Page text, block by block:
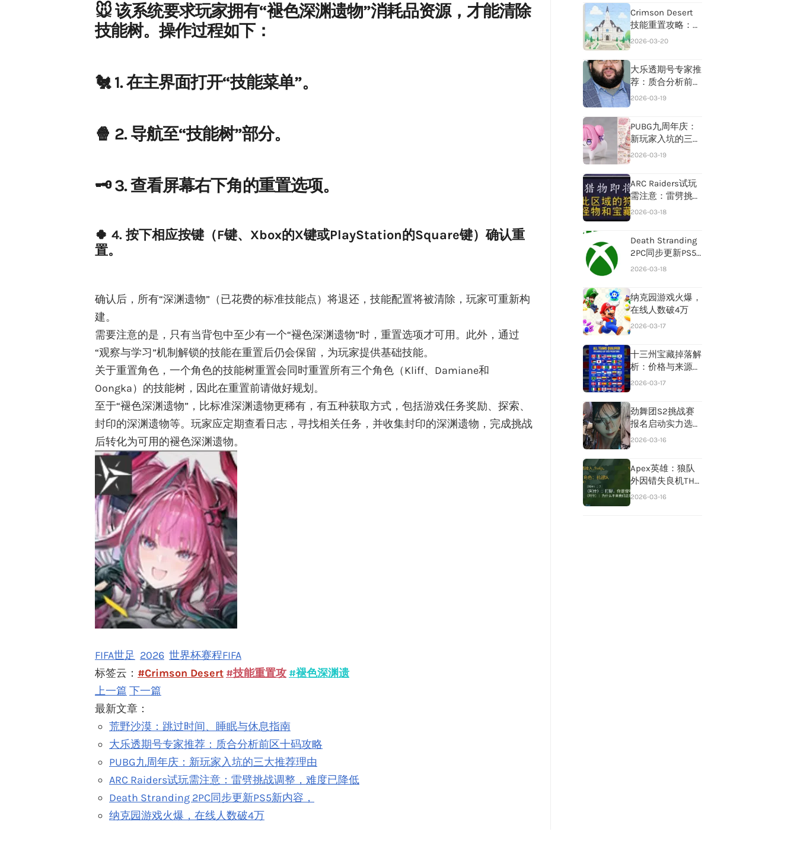
🐭 该系统要求玩家拥有“褪色深渊遗物”消耗品资源，才能清除
技能树。操作过程如下：
🐔 1. 在主界面打开“技能菜单”。
🍿 2. 导航至“技能树”部分。
🗝️ 3. 查看屏幕右下角的重置选项。
🍀 4. 按下相应按键（F键、Xbox的X键或PlayStation的Square键）确认重
置。
确认后，所有“深渊遗物”（已花费的标准技能点）将退还，技能配置将被清除，玩家可重新构
建。
需要注意的是，只有当背包中至少有一个“褪色深渊遗物”时，重置选项才可用。此外，通过
“观察与学习”机制解锁的技能在重置后仍会保留，为玩家提供基础技能。
关于重置角色，一个角色的技能树重置会同时重置所有三个角色（Kliff、Damiane和
Oongka）的技能树，因此在重置前请做好规划。
至于“褪色深渊遗物”，比标准深渊遗物更稀有，有五种获取方式，包括游戏任务奖励、探索、
封印的深渊遗物等。玩家应定期查看日志，寻找相关任务，并收集封印的深渊遗物，完成挑战
后转化为可用的褪色深渊遗物。
FIFA世足 2026 世界杯赛程FIFA
标签云： #Crimson Desert #技能重置攻 #褪色深渊遗
上一篇 下一篇
最新文章：
荒野沙漠：跳过时间、睡眠与休息指南
大乐透期号专家推荐：质合分析前区十码攻略
PUBG九周年庆：新玩家入坑的三大推荐理由
ARC Raiders试玩需注意：雷劈挑战调整，难度已降低
Death Stranding 2PC同步更新PS5新内容，
纳克园游戏火爆，在线人数破4万
Crimson Desert
技能重置攻略：褪
色深渊遗物重置
2026-03-20
大乐透期号专家推
荐：质合分析前区
十码攻略
2026-03-19
PUBG九周年庆：
新玩家入坑的三大
推荐理由
2026-03-19
ARC Raiders试玩
需注意：雷劈挑战
调整，难度已降低
2026-03-18
Death Stranding
2PC同步更新PS5
新内容，
2026-03-18
纳克园游戏火爆，
在线人数破4万
2026-03-17
十三州宝藏掉落解
析：价格与来源全
览
2026-03-17
劲舞团S2挑战赛
报名启动实力选手
集结备战
2026-03-16
Apex英雄：狼队
外因错失良机TH
六战爆冷落幕PXX
2026-03-16